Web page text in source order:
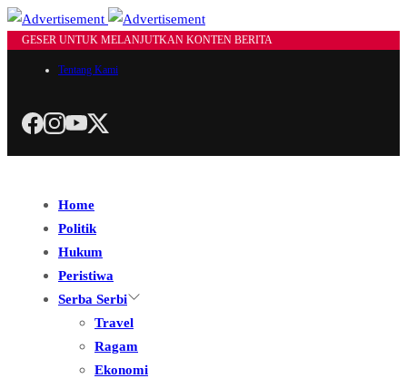
GESER UNTUK MELANJUTKAN KONTEN BERITA
Tentang Kami
Home
Politik
Hukum
Peristiwa
Serba Serbi
Travel
Ragam
Ekonomi